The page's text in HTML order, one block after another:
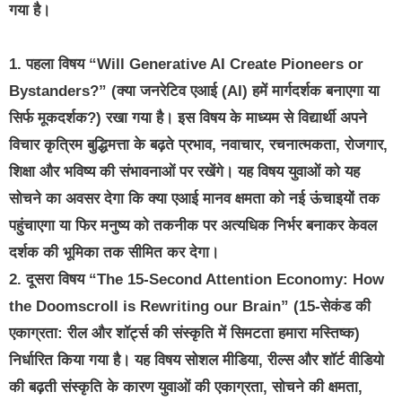
गया है।
1. पहला विषय “Will Generative AI Create Pioneers or
Bystanders?” (क्या जनरेटिव एआई (AI) हमें मार्गदर्शक बनाएगा या
सिर्फ मूकदर्शक?) रखा गया है। इस विषय के माध्यम से विद्यार्थी अपने
विचार कृत्रिम बुद्धिमत्ता के बढ़ते प्रभाव, नवाचार, रचनात्मकता, रोजगार,
शिक्षा और भविष्य की संभावनाओं पर रखेंगे। यह विषय युवाओं को यह
सोचने का अवसर देगा कि क्या एआई मानव क्षमता को नई ऊंचाइयों तक
पहुंचाएगा या फिर मनुष्य को तकनीक पर अत्यधिक निर्भर बनाकर केवल
दर्शक की भूमिका तक सीमित कर देगा।
2. दूसरा विषय “The 15-Second Attention Economy: How
the Doomscroll is Rewriting our Brain” (15-सेकंड की
एकाग्रता: रील और शॉर्ट्स की संस्कृति में सिमटता हमारा मस्तिष्क)
निर्धारित किया गया है। यह विषय सोशल मीडिया, रील्स और शॉर्ट वीडियो
की बढ़ती संस्कृति के कारण युवाओं की एकाग्रता, सोचने की क्षमता,